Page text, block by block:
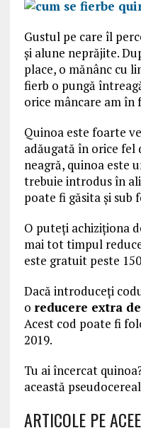
Gustul pe care îl
și alune neprăjite.
place, o mănânc cu
fierb o pungă
orice mâncare am în
Quinoa este foarte
adăugată în orice fel
neagră, quinoa este
trebuie introdus în
poate fi găsita și sub
O puteți achiziționa
mai tot timpul
este gratuit peste
Dacă introduceți
o reducere extra
Acest cod poate fi
2019.
Tu ai încercat
această
ARTICOLE PE